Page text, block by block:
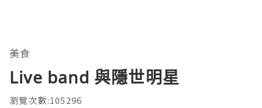
美食
Live band 與隱世明星
瀏覽次數:105296